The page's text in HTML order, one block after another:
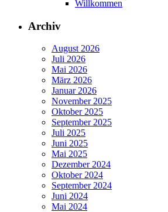
Willkommen
Archiv
August 2026
Juli 2026
Mai 2026
März 2026
Januar 2026
November 2025
Oktober 2025
September 2025
Juli 2025
Juni 2025
Mai 2025
Dezember 2024
Oktober 2024
September 2024
Juni 2024
Mai 2024